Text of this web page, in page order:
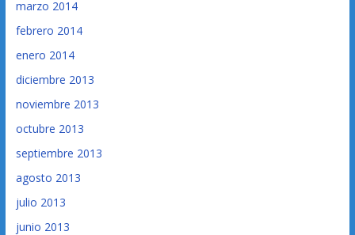
marzo 2014
febrero 2014
enero 2014
diciembre 2013
noviembre 2013
octubre 2013
septiembre 2013
agosto 2013
julio 2013
junio 2013